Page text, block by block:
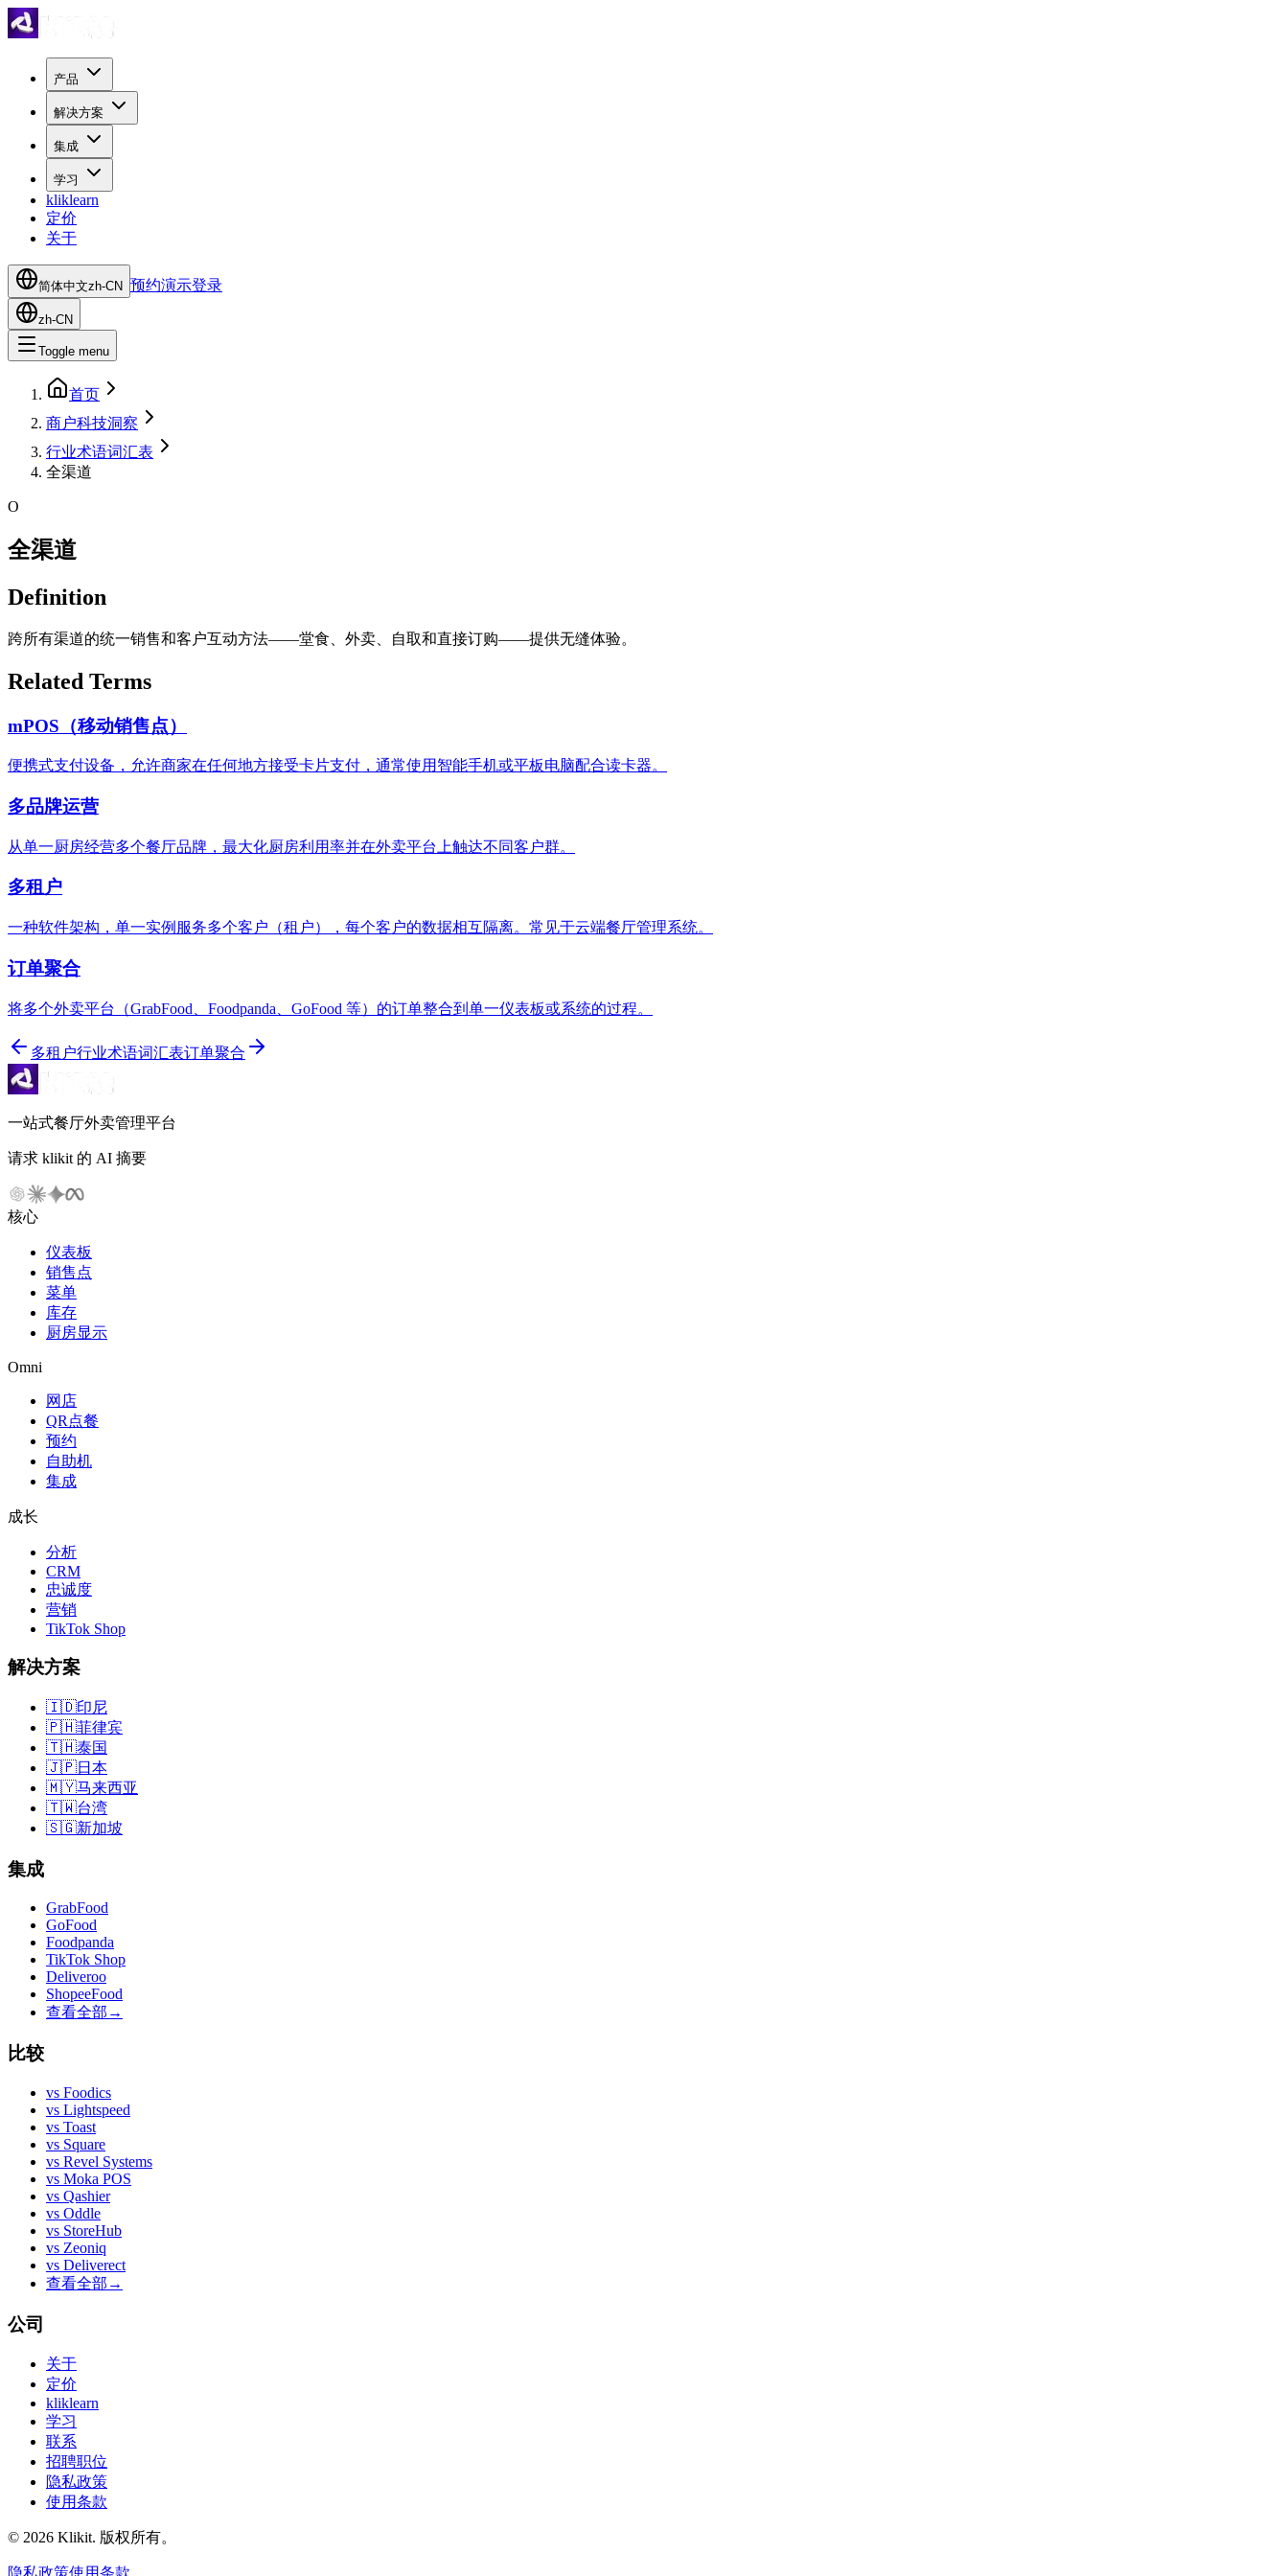
产品
解决方案
集成
学习
kliklearn
定价
关于
简体中文zh-CN 预约演示登录
zh-CN
Toggle menu
首页
商户科技洞察
行业术语词汇表
全渠道
O
全渠道
Definition
跨所有渠道的统一销售和客户互动方法——堂食、外卖、自取和直接订购——提供无缝体验。
Related Terms
mPOS（移动销售点）
便携式支付设备，允许商家在任何地方接受卡片支付，通常使用智能手机或平板电脑配合读卡器。
多品牌运营
从单一厨房经营多个餐厅品牌，最大化厨房利用率并在外卖平台上触达不同客户群。
多租户
一种软件架构，单一实例服务多个客户（租户），每个客户的数据相互隔离。常见于云端餐厅管理系统。
订单聚合
将多个外卖平台（GrabFood、Foodpanda、GoFood 等）的订单整合到单一仪表板或系统的过程。
多租户行业术语词汇表订单聚合
一站式餐厅外卖管理平台
请求 klikit 的 AI 摘要
核心
仪表板
销售点
菜单
库存
厨房显示
Omni
网店
QR点餐
预约
自助机
集成
成长
分析
CRM
忠诚度
营销
TikTok Shop
解决方案
🇮🇩印尼
🇵🇭菲律宾
🇹🇭泰国
🇯🇵日本
🇲🇾马来西亚
🇹🇼台湾
🇸🇬新加坡
集成
GrabFood
GoFood
Foodpanda
TikTok Shop
Deliveroo
ShopeeFood
查看全部 →
比较
vs Foodics
vs Lightspeed
vs Toast
vs Square
vs Revel Systems
vs Moka POS
vs Qashier
vs Oddle
vs StoreHub
vs Zeoniq
vs Deliverect
查看全部 →
公司
关于
定价
kliklearn
学习
联系
招聘职位
隐私政策
使用条款
© 2026 Klikit. 版权所有。